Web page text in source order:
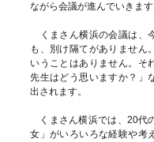
ながら会議が進んでいきます
くまさん横浜の会議は、
も、別け隔てがありません
いうことはありません。そ
先生はどう思いますか？」
出されます。
くまさん横浜では、20代
女」がいろいろな経験や考